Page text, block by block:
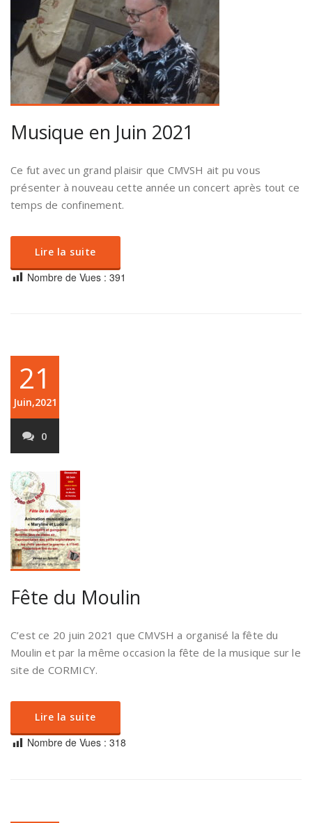
Musique en Juin 2021
Ce fut avec un grand plaisir que CMVSH ait pu vous
présenter à nouveau cette année un concert après tout ce
temps de confinement.
Lire la suite
Nombre de Vues : 391
21
Juin,2021
0
Fête du Moulin
C’est ce 20 juin 2021 que CMVSH a organisé la fête du
Moulin et par la même occasion la fête de la musique sur le
site de CORMICY.
Lire la suite
Nombre de Vues : 318